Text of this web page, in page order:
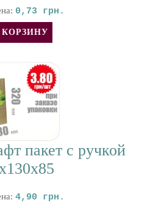
0,73 грн.
пакет с ручкой
4,90 грн.